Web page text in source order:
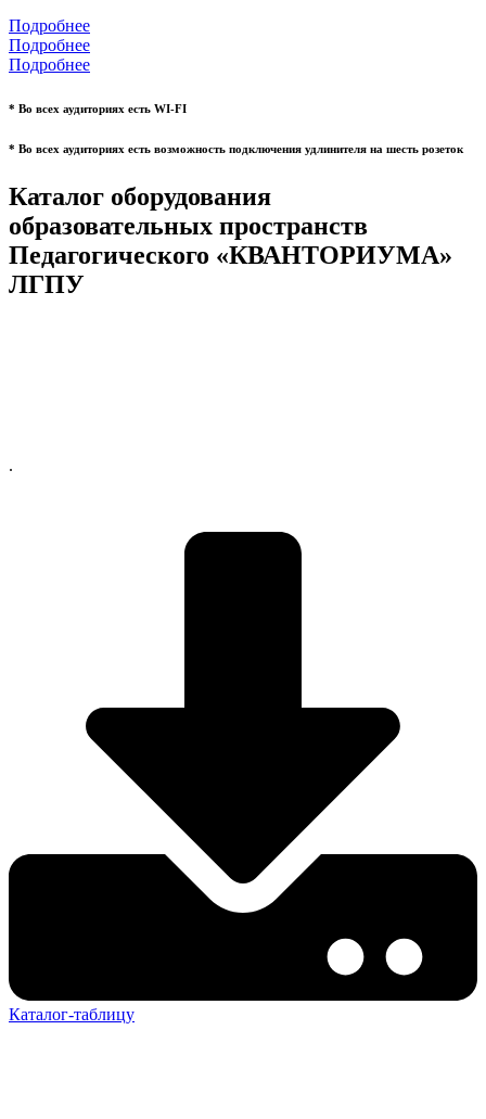
Подробнее
Подробнее
Подробнее
* Во всех аудиториях есть WI-FI
* Во всех аудиториях есть возможность подключения удлинителя на шесть розеток
Каталог оборудования
образовательных пространств
Педагогического «КВАНТОРИУМА»
ЛГПУ
.
Каталог-таблицу